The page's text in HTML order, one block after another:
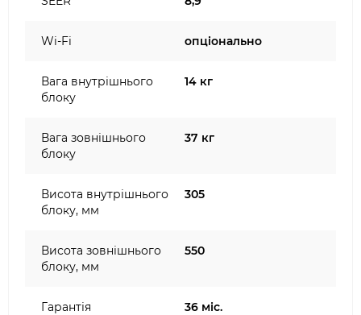
Wi-Fi опціонально
Вага внутрішнього
блоку
14 кг
Вага зовнішнього
блоку
37 кг
Висота внутрішнього
блоку, мм
305
Висота зовнішнього
блоку, мм
550
Гарантія 36 міс.